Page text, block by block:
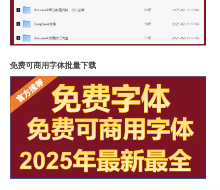
免费可商用字体批量下载